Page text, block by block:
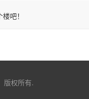
吧！
版权所有.